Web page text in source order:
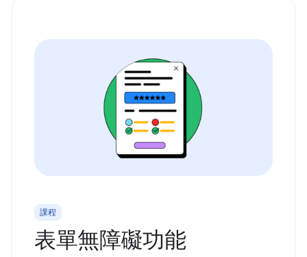
課程
表單無障礙功能